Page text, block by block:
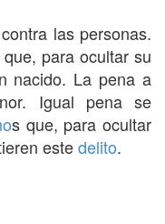
las personas.
para ocultar su
nacido. La pena a
Igual pena se
s que, para ocultar
estedelito.